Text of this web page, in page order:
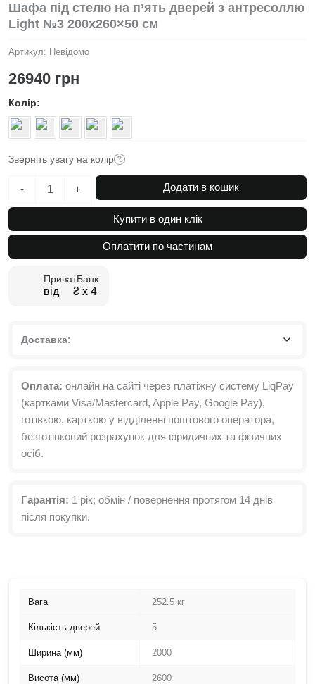
Шафа під стелю на п’ять дверей з антресоллю
Light №3 200х260×50 см
Артикул: Невідомо
26940 грн
Колір
Зверніть увагу на колір
-
стелю
п'ять
антресоллю
+ Додати в кошик
Купити в один клік
Оплатити по частинам
ПриватБанк
від ₴ х 4
Доставка:
Оплата: онлайн на сайті через платіжну систему LiqPay
(картками Visa/Mastercard, Apple Pay, Google Pay),
готівкою, карткою у відділенні поштового оператора,
безготівковий розрахунок для юридичних та фізичних
осіб.
Гарантія: 1 рік; обмін / повернення протягом 14 днів
після покупки.
Вага 252.5 кг
Кількість дверей 5
Ширина (мм) 2000
Висота (мм) 2600